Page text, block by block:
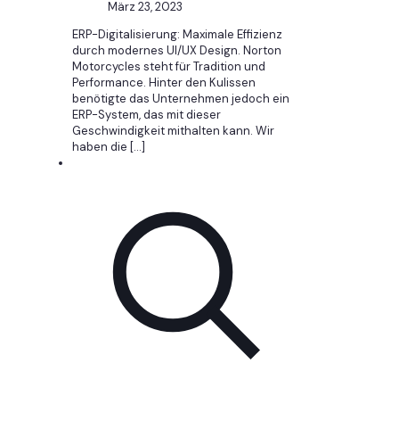
März 23, 2023
ERP-Digitalisierung: Maximale Effizienz
durch modernes UI/UX Design. Norton
Motorcycles steht für Tradition und
Performance. Hinter den Kulissen
benötigte das Unternehmen jedoch ein
ERP-System, das mit dieser
Geschwindigkeit mithalten kann. Wir
haben die […]